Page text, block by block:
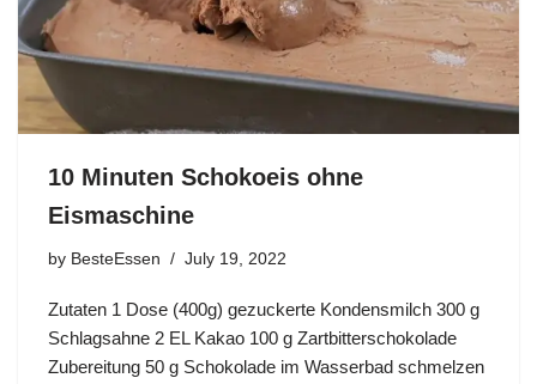
10 Minuten Schokoeis ohne
Eismaschine
by BesteEssen July 19, 2022
Zutaten 1 Dose (400g) gezuckerte Kondensmilch 300 g
Schlagsahne 2 EL Kakao 100 g Zartbitterschokolade
Zubereitung 50 g Schokolade im Wasserbad schmelzen